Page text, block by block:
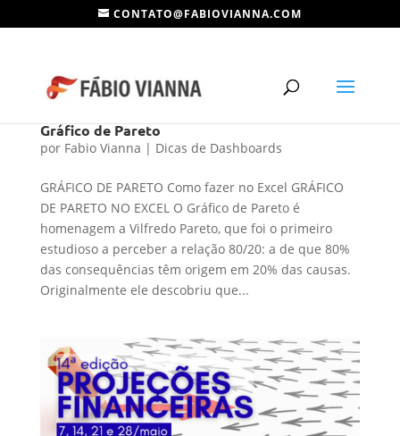
CONTATO@FABIOVIANNA.COM
Gráfico de Pareto
por Fabio Vianna | Dicas de Dashboards
GRÁFICO DE PARETO Como fazer no Excel GRÁFICO
DE PARETO NO EXCEL O Gráfico de Pareto é
homenagem a Vilfredo Pareto, que foi o primeiro
estudioso a perceber a relação 80/20: a de que 80%
das consequências têm origem em 20% das causas.
Originalmente ele descobriu que...